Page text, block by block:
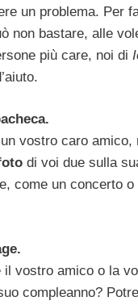
un problema. Per
non bastare, alle
più care, noi di
vostro caro
di voi due sulla
come un concerto
il vostro amico o la
compleanno?